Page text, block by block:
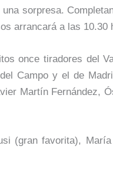
sorpresa.
arrancará a las 10.30
once tiradores del
Campo y el de
Martín Fernández,
(gran favorita),